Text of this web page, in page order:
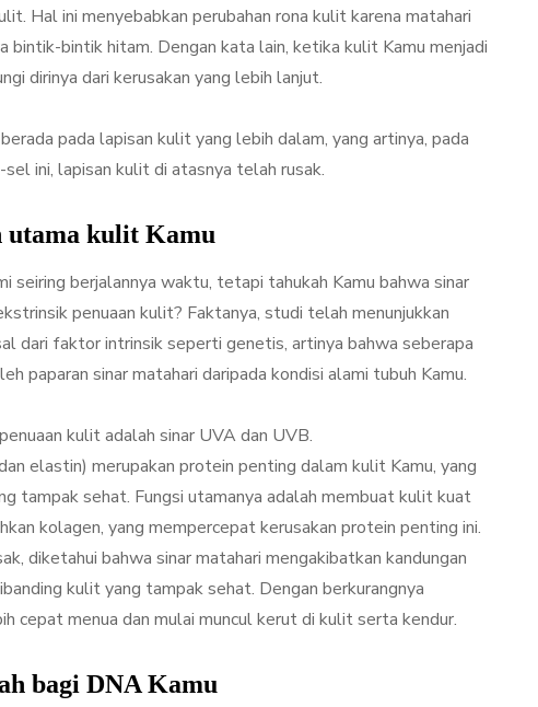
Hal ini menyebabkan perubahan rona kulit karena matahari
bintik hitam. Dengan kata lain, ketika kulit Kamu menjadi
dirinya dari kerusakan yang lebih lanjut.
pada lapisan kulit yang lebih dalam, yang artinya, pada
ini, lapisan kulit di atasnya telah rusak.
utama kulit Kamu
seiring berjalannya waktu, tetapi tahukah Kamu bahwa sinar
penuaan kulit? Faktanya, studi telah menunjukkan
dari faktor intrinsik seperti genetis, artinya bahwa seberapa
paparan sinar matahari daripada kondisi alami tubuh Kamu.
kulit adalah sinar UVA dan UVB.
elastin) merupakan protein penting dalam kulit Kamu, yang
tampak sehat. Fungsi utamanya adalah membuat kulit kuat
kolagen, yang mempercepat kerusakan protein penting ini.
diketahui bahwa sinar matahari mengakibatkan kandungan
kulit yang tampak sehat. Dengan berkurangnya
cepat menua dan mulai muncul kerut di kulit serta kendur.
bagi DNA Kamu